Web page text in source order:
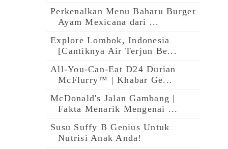
Perkenalkan Menu Baharu Burger
Ayam Mexicana dari ...
Explore Lombok, Indonesia
[Cantiknya Air Terjun Be...
All-You-Can-Eat D24 Durian
McFlurry™ | Khabar Ge...
McDonald's Jalan Gambang |
Fakta Menarik Mengenai ...
Susu Suffy B Genius Untuk
Nutrisi Anak Anda!